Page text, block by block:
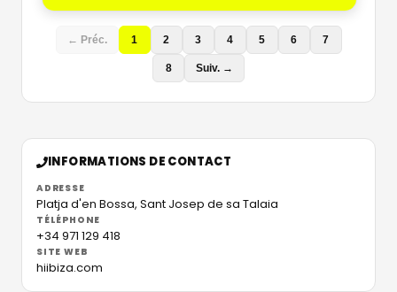
← Préc. 1 2 3 4 5 6 7
8 Suiv. →
INFORMATIONS DE CONTACT
ADRESSE
Platja d'en Bossa, Sant Josep de sa Talaia
TÉLÉPHONE
+34 971 129 418
SITE WEB
hiibiza.com